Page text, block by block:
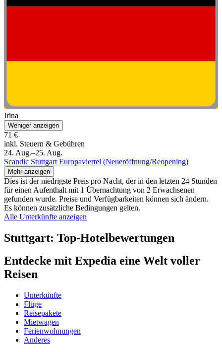
Irina
Weniger anzeigen
71 €
inkl. Steuern & Gebühren
24. Aug.–25. Aug.
Scandic Stuttgart Europaviertel (Neueröffnung/Reopening)
Mehr anzeigen
Dies ist der niedrigste Preis pro Nacht, der in den letzten 24 Stunden
für einen Aufenthalt mit 1 Übernachtung von 2 Erwachsenen
gefunden wurde. Preise und Verfügbarkeiten können sich ändern.
Es können zusätzliche Bedingungen gelten.
Alle Unterkünfte anzeigen
Stuttgart: Top-Hotelbewertungen
Entdecke mit Expedia eine Welt voller
Reisen
Unterkünfte
Flüge
Reisepakete
Mietwagen
Ferienwohnungen
Anderes